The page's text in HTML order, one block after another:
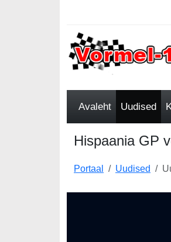
Avaleht Uudised
Hispaania GP
Portaal Uudised